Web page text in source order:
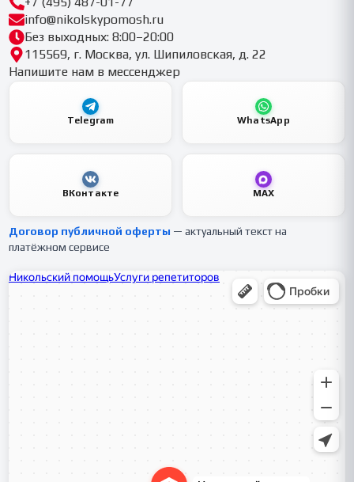
info@nikolskypomosh.ru
Без выходных: 8:00–20:00
115569, г. Москва, ул. Шипиловская, д. 22
Напишите нам в мессенджер
Telegram WhatsApp
ВКонтакте MAX
Договор публичной оферты — актуальный текст на
платёжном сервисе